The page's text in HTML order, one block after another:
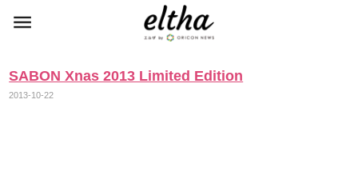
SABON Xnas 2013 Limited Edition
2013-10-22